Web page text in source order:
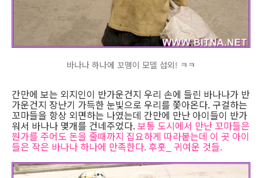
바나나 하나에 꼬맹이 모델 섭외! ㅋㅋ
간만에 보는 외지인이 반가운건지 우리 손에 들린 바나나가 반
가운건지 장난기 가득한 눈빛으로 우리를 쫓아온다. 구걸하는
꼬마들을 항상 외면하는 나였는데 간만에 만난 아이들이 반가
워서 바나나 몇개를 건네주었다.보통 도시에서 만난 꼬마들은
뭔가를 주어도 돈을 줄때까지 집요하게 따라붙는데 이 곳 아이
들은 작은 바나나 하나에 만족한다. 후훗_ 귀여운 것들.